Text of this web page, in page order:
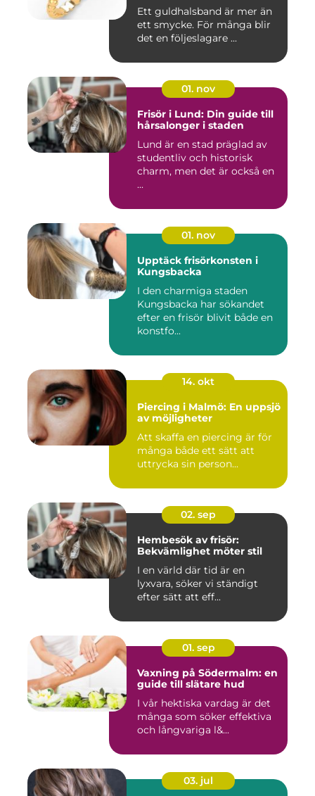
Ett guldhalsband är mer än
ett smycke. För många blir
det en följeslagare ...
01. nov
Frisör i Lund: Din guide till
hårsalonger i staden
Lund är en stad präglad av
studentliv och historisk
charm, men det är också en
...
01. nov
Upptäck frisörkonsten i
Kungsbacka
I den charmiga staden
Kungsbacka har sökandet
efter en frisör blivit både en
konstfo...
14. okt
Piercing i Malmö: En uppsjö
av möjligheter
Att skaffa en piercing är för
många både ett sätt att
uttrycka sin person...
02. sep
Hembesök av frisör:
Bekvämlighet möter stil
I en värld där tid är en
lyxvara, söker vi ständigt
efter sätt att eff...
01. sep
Vaxning på Södermalm: en
guide till slätare hud
I vår hektiska vardag är det
många som söker effektiva
och långvariga l&...
03. jul